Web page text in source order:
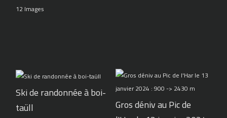
12 Images
Ski de randonnée à boi-
taüll
Gros déniv au Pic de